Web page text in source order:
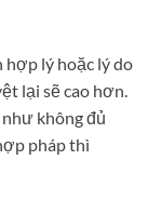
hợp lý hoặc lý do
lại sẽ cao hơn.
không đủ
pháp thì